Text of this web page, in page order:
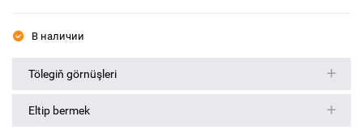
В наличии
Tölegiň görnüşleri
Eltip bermek